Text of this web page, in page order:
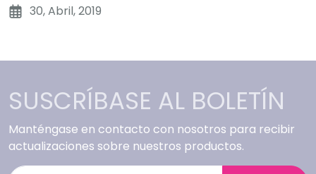
30, Abril, 2019
SUSCRÍBASE AL BOLETÍN
Manténgase en contacto con nosotros para recibir
actualizaciones sobre nuestros productos.